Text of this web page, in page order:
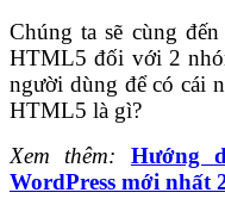
Chúng ta sẽ cùng
HTML5 đối với 2
người dùng để có cái
HTML5 là gì?
Xem thêm: Hướng
WordPress mới nhất